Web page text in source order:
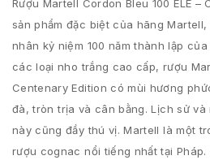
Rượu Martell Cordon Bleu 100 ELE –
sản phẩm đặc biệt của hãng
nhân kỷ niệm 100 năm thành lập
các loại nho trắng cao cấp, rượu
Centenary Edition có mùi hương
đà, tròn trịa và cân bằng. Lịch sử
này cũng đầy thú vị. Martell là một
rượu cognac nổi tiếng nhất tại